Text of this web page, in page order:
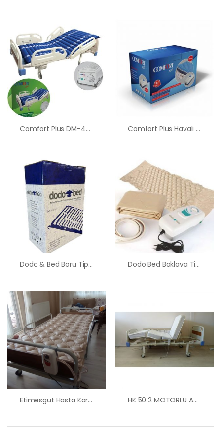
Comfort Plus DM-46 Boru Tipi Havalı Yatak Ankara Hasta Yatağı Comfort Plus Havalı Yatak Baklava Tipi Hasta Yatağı
Dodo & Bed Boru Tipi Havalı Yatak Ankara Hasta Yatağı Dodo Bed Baklava Tipi Havalı Yatak Ankara Hasta Yatağı
Etimesgut Hasta Karyolası Yatağı Kiralama Satış Fiyatları HK 50 2 MOTORLU ABS BAŞLIKLI MERDİVEN KORKULUKLU HASTA KARYOLASI Ankara Kiralık Hasta Karyolası Hasta Yatağı Ankara